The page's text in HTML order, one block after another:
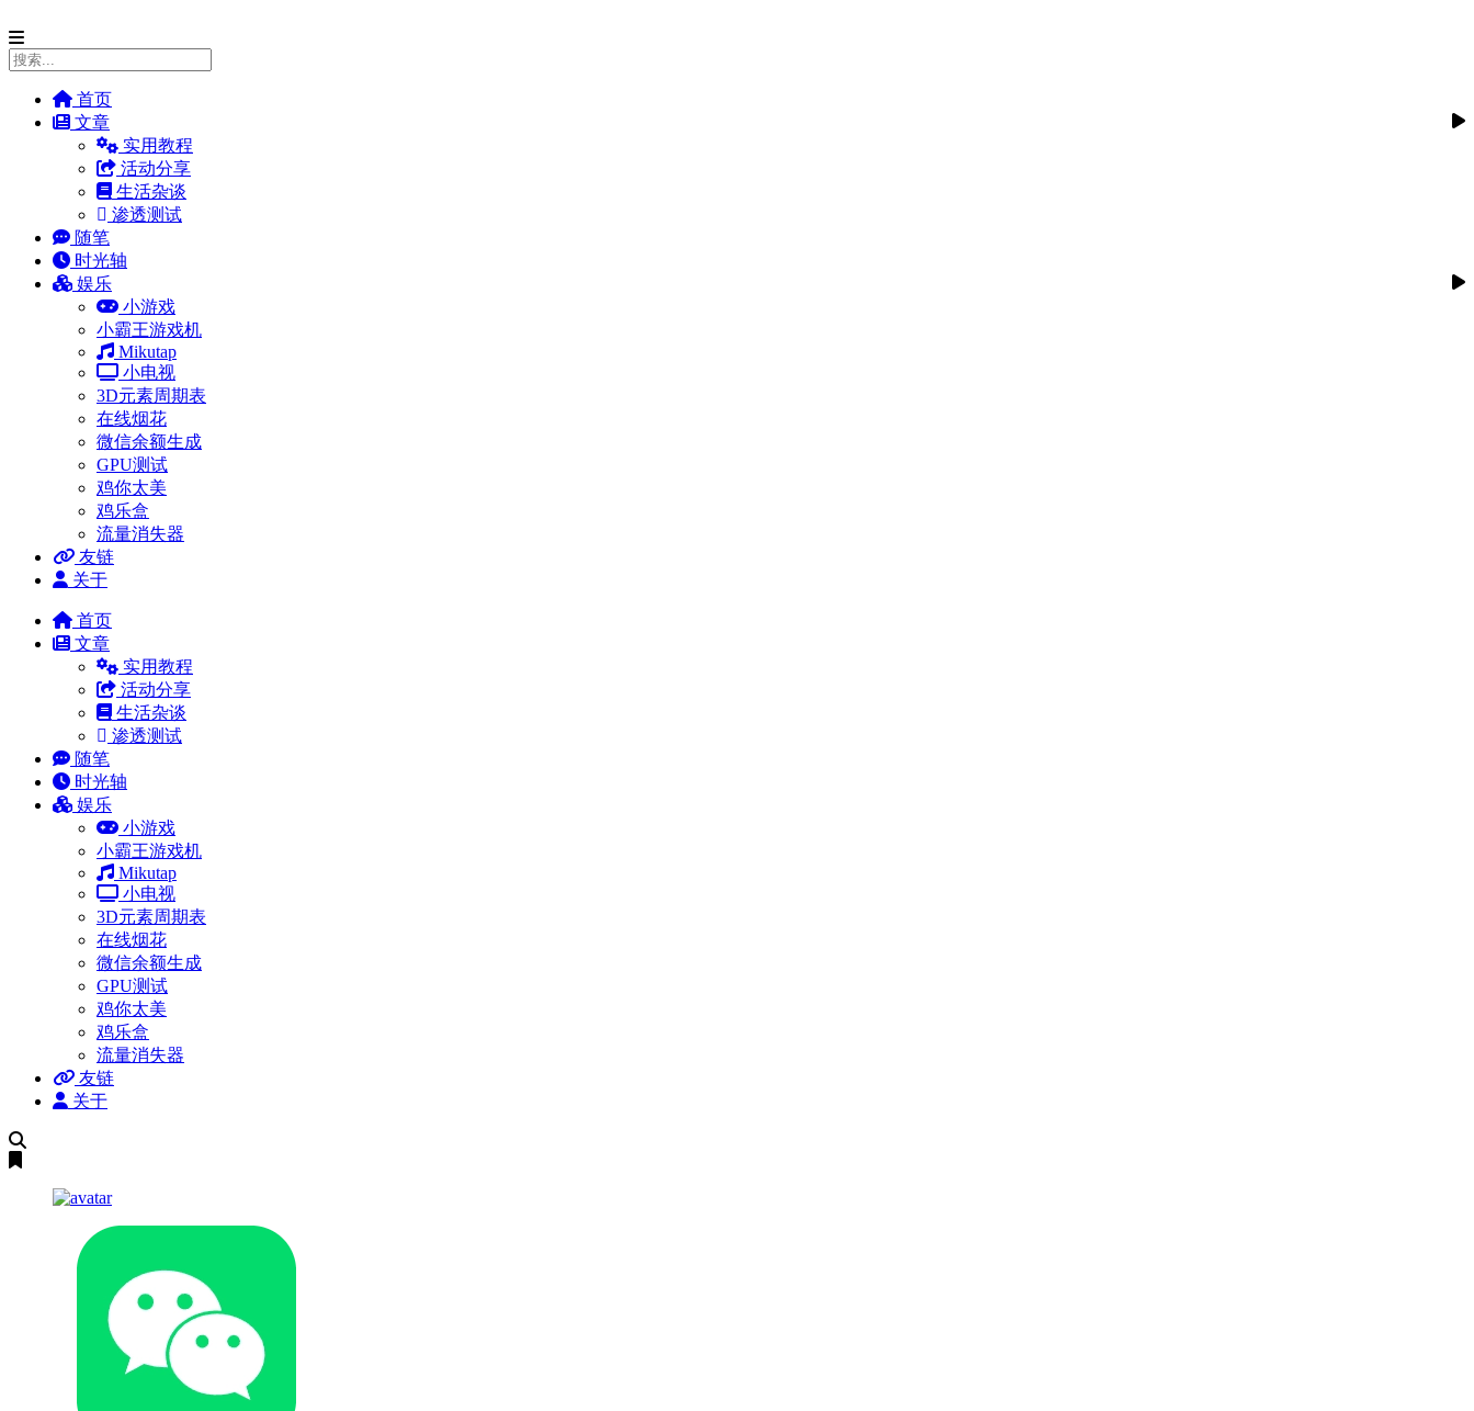
首页
文章
实用教程
活动分享
生活杂谈
渗透测试
随笔
时光轴
娱乐
小游戏
小霸王游戏机
Mikutap
小电视
3D元素周期表
在线烟花
微信余额生成
GPU测试
鸡你太美
鸡乐盒
流量消失器
友链
关于
首页
文章
实用教程
活动分享
生活杂谈
渗透测试
随笔
时光轴
娱乐
小游戏
小霸王游戏机
Mikutap
小电视
3D元素周期表
在线烟花
微信余额生成
GPU测试
鸡你太美
鸡乐盒
流量消失器
友链
关于